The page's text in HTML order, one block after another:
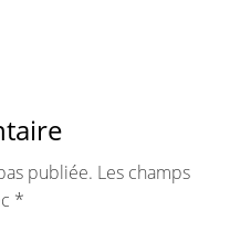
publiée. Les champs
*